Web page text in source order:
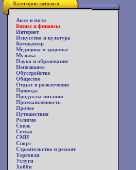
Категории каталога
Авто и мото
Бизнес и финансы
Интернет
Искусство и культура
Компьютер
Медицина и здоровье
Музыка
Наука и образование
Непознаное
Обустройство
Общество
Отдых и развлечения
Природа
Продукты питания
Промышленность
Прочее
Путешествия
Религия
Связь
Семья
СМИ
Спорт
Строительство и ремонт
Торговля
Услуги
Хобби